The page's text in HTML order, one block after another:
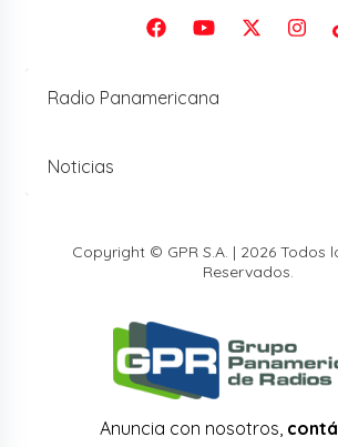
Radio Panamericana
Noticias
Copyright © GPR S.A. | 2026 Todos
Reservados.
Anuncia con nosotros,